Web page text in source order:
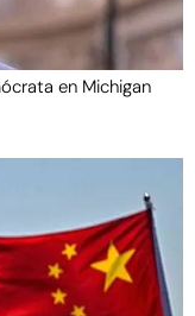
en Michigan